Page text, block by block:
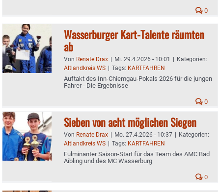
0
Wasserburger Kart-Talente räumten
ab
Von Renate Drax | Mi. 29.4.2026 - 10:01 | Kategorien:
Altlandkreis WS | Tags: KARTFAHREN
Auftakt des Inn-Chiemgau-Pokals 2026 für die jungen
Fahrer - Die Ergebnisse
0
Sieben von acht möglichen Siegen
Von Renate Drax | Mo. 27.4.2026 - 10:37 | Kategorien:
Altlandkreis WS | Tags: KARTFAHREN
Fulminanter Saison-Start für das Team des AMC Bad
Aibling und des MC Wasserburg
0